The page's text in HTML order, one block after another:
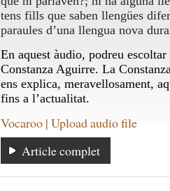
tens fills que saben llengües
paraules d’una llengua nova
En aquest àudio, podreu
Constanza Aguirre. La
ens explica, meravellosament,
fins a l’actualitat.
Vocaroo | Upload audio file
Article complet